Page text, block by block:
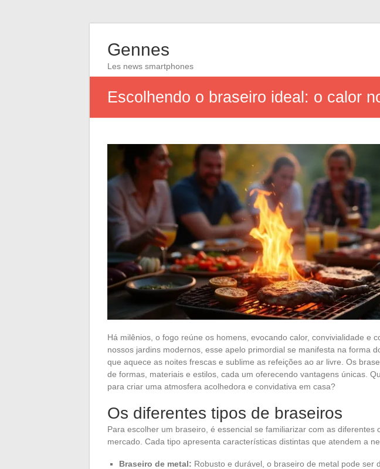
Gennes
Les news smartphones
Escolhendo o braseiro ideal: o calor
Há milênios, o fogo reúne os homens, evocando calor, convivialidade e
nossos jardins modernos, esse apelo primordial se manifesta na forma
que aquece as noites frescas e sublime as refeições ao ar livre. Os
de formas, materiais e estilos, cada um oferecendo vantagens únicas.
para criar uma atmosfera acolhedora e convidativa em casa?
Os diferentes tipos de braseiros
Para escolher um braseiro, é essencial se familiarizar com as diferentes
mercado. Cada tipo apresenta características distintas que atendem a
Braseiro de metal: Robusto e durável, o braseiro de metal pode ser